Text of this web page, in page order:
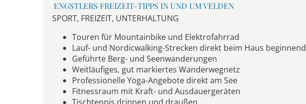
ENGSTLERS FREIZEIT-TIPPS IN UND UM VELDEN
SPORT, FREIZEIT, UNTERHALTUNG
Touren für Mountainbike und Elektrofahrrad
Lauf- und Nordicwalking-Strecken direkt beim Haus beginnend
Geführte Berg- und Seenwanderungen
Weitläufiges, gut markiertes Wanderwegnetz
Professionelle Yoga-Angebote direkt am See
Fitnessraum mit Kraft- und Ausdauergeräten